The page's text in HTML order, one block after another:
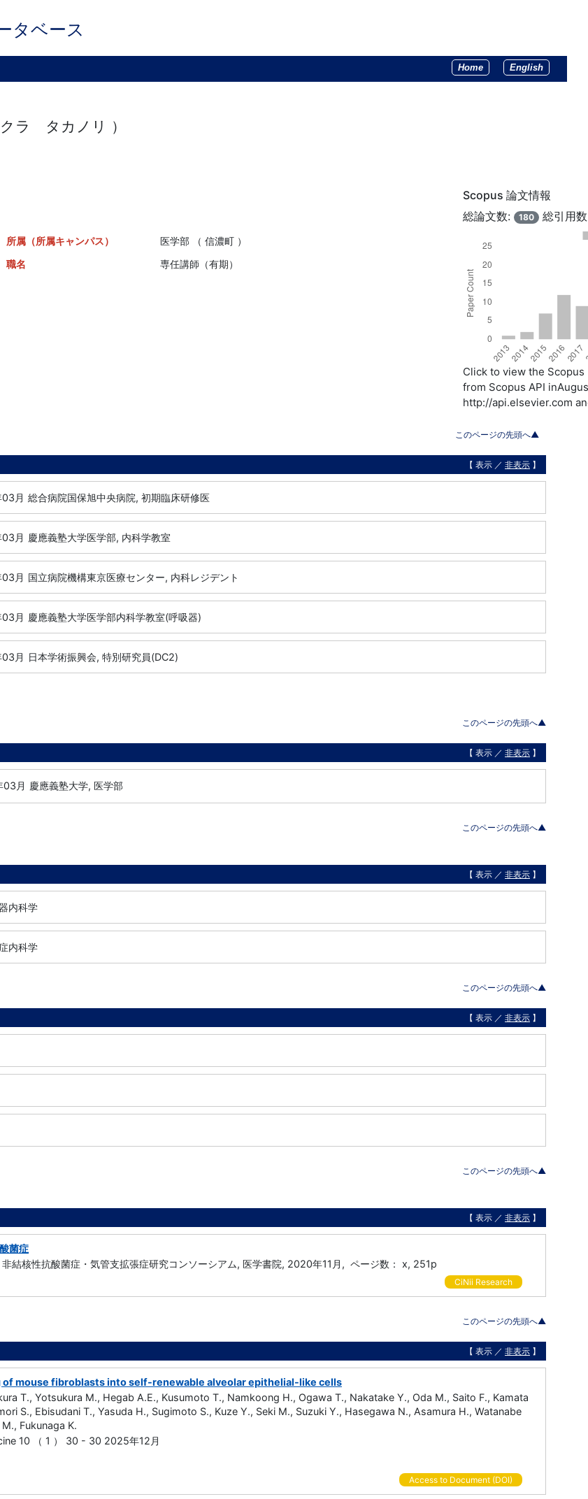
タベース
Home English
ラ タカノリ ）
所属（所属キャンパス）
医学部 （ 信濃町 ）
職名
専任講師（有期）
Scopus 論文情報
総論文数:
180 総引用
Click to view the
from Scopus API
http://api.elsevier.com
このページの先頭へ▲
【 表示 ／ 非表示 】
月 総合病院国保旭中央病院, 初期臨床研修医
月 慶應義塾大学医学部, 内科学教室
月 国立病院機構東京医療センター, 内科レジデント
月 慶應義塾大学医学部内科学教室(呼吸器)
月 日本学術振興会, 特別研究員(DC2)
このページの先頭へ▲
【 表示 ／ 非表示 】
03月 慶應義塾大学, 医学部
このページの先頭へ▲
【 表示 ／ 非表示 】
内科学
内科学
このページの先頭へ▲
【 表示 ／ 非表示 】
このページの先頭へ▲
【 表示 ／ 非表示 】
菌症
結核性抗酸菌症・気管支拡張症研究コンソーシアム, 医学書院, 2020年11月, ページ数： x, 251p
CiNii Research
このページの先頭へ▲
【 表示 ／ 非表示 】
of mouse fibroblasts into self-renewable alveolar epithelial-like cells
T., Yotsukura M., Hegab A.E., Kusumoto T., Namkoong H., Ogawa T., Nakatake Y., Oda M., Saito F., Kamata
S., Ebisudani T., Yasuda H., Sugimoto S., Kuze Y., Seki M., Suzuki Y., Hasegawa N., Asamura H., Watanabe
Fukunaga K.
10 （ 1 ） 30 - 30 2025年12月
Access to Document (DOI)